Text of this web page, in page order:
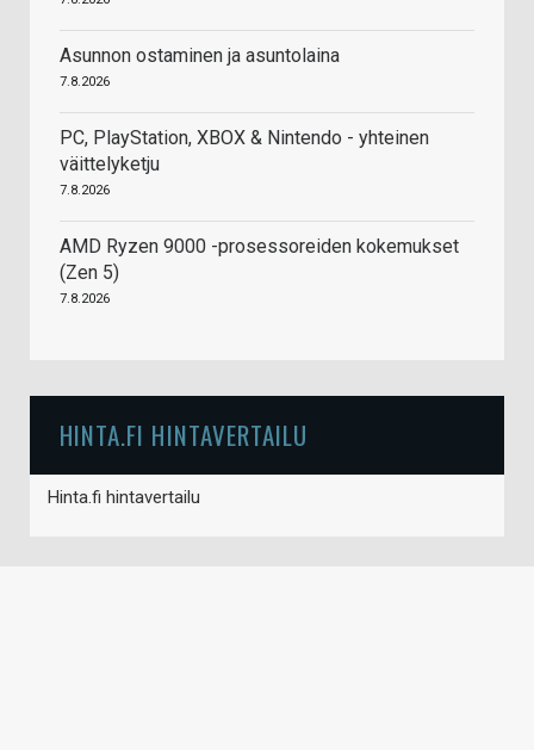
Asunnon ostaminen ja asuntolaina
7.8.2026
PC, PlayStation, XBOX & Nintendo - yhteinen
väittelyketju
7.8.2026
AMD Ryzen 9000 -prosessoreiden kokemukset
(Zen 5)
7.8.2026
HINTA.FI HINTAVERTAILU
Hinta.fi hintavertailu